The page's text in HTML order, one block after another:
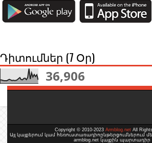
Դիտումներ (7 Օր)
36,906
Copyright © 2010-2023 Armblog.netAll
Այլ կայքերում կամ հեռուստառադիոընթերցումներում
armblog.net կայքին պարտադիր